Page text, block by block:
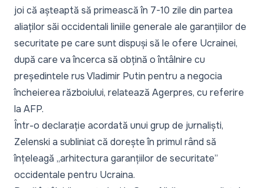
joi că așteaptă să primească în 7-10 zile din partea
aliaților săi occidentali liniile generale ale garanțiilor de
securitate pe care sunt dispuși să le ofere Ucrainei,
după care va încerca să obțină o întâlnire cu
președintele rus Vladimir Putin pentru a negocia
încheierea războiului, relatează Agerpres, cu referire
la AFP.
Într-o declarație acordată unui grup de jurnaliști,
Zelenski a subliniat că dorește în primul rând să
înțeleagă „arhitectura garanțiilor de securitate”
occidentale pentru Ucraina.